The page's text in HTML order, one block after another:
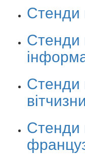
Стенди
Стенди
Стенди
вітчизни
Стенди